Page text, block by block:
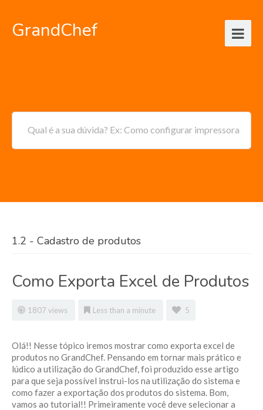
GrandChef
Qual é a sua dúvida? Ex: Como configurar impressora
1.2 - Cadastro de produtos
Como Exporta Excel de Produtos
1807 views Less than a minute 5
Olá!! Nesse tópico iremos mostrar como exporta excel de
produtos no GrandChef. Pensando em tornar mais prático e
lúdico a utilização do GrandChef, foi produzido esse artigo
para que seja possível instrui-los na utilização do sistema e
como fazer a exportação dos produtos do sistema. Bom,
vamos ao tutorial!! Primeiramente você deve selecionar a